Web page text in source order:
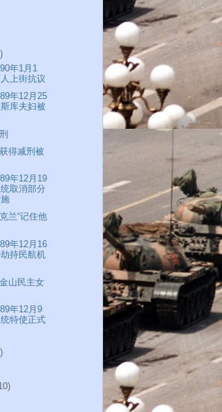
年1月1
上街抗议
年12月25
库夫妇被
得减刑被
年12月19
取消部分
兰“记住他
年12月16
持民航机
山民主女
年12月9
特使正式